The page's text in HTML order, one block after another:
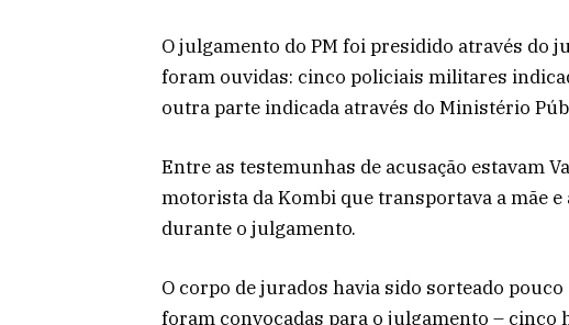
O julgamento do PM foi presidido através do
foram ouvidas: cinco policiais militares
outra parte indicada através do Ministério
Entre as testemunhas de acusação estavam
motorista da Kombi que transportava a mãe
durante o julgamento.
O corpo de jurados havia sido sorteado
foram convocadas para o julgamento – cinco